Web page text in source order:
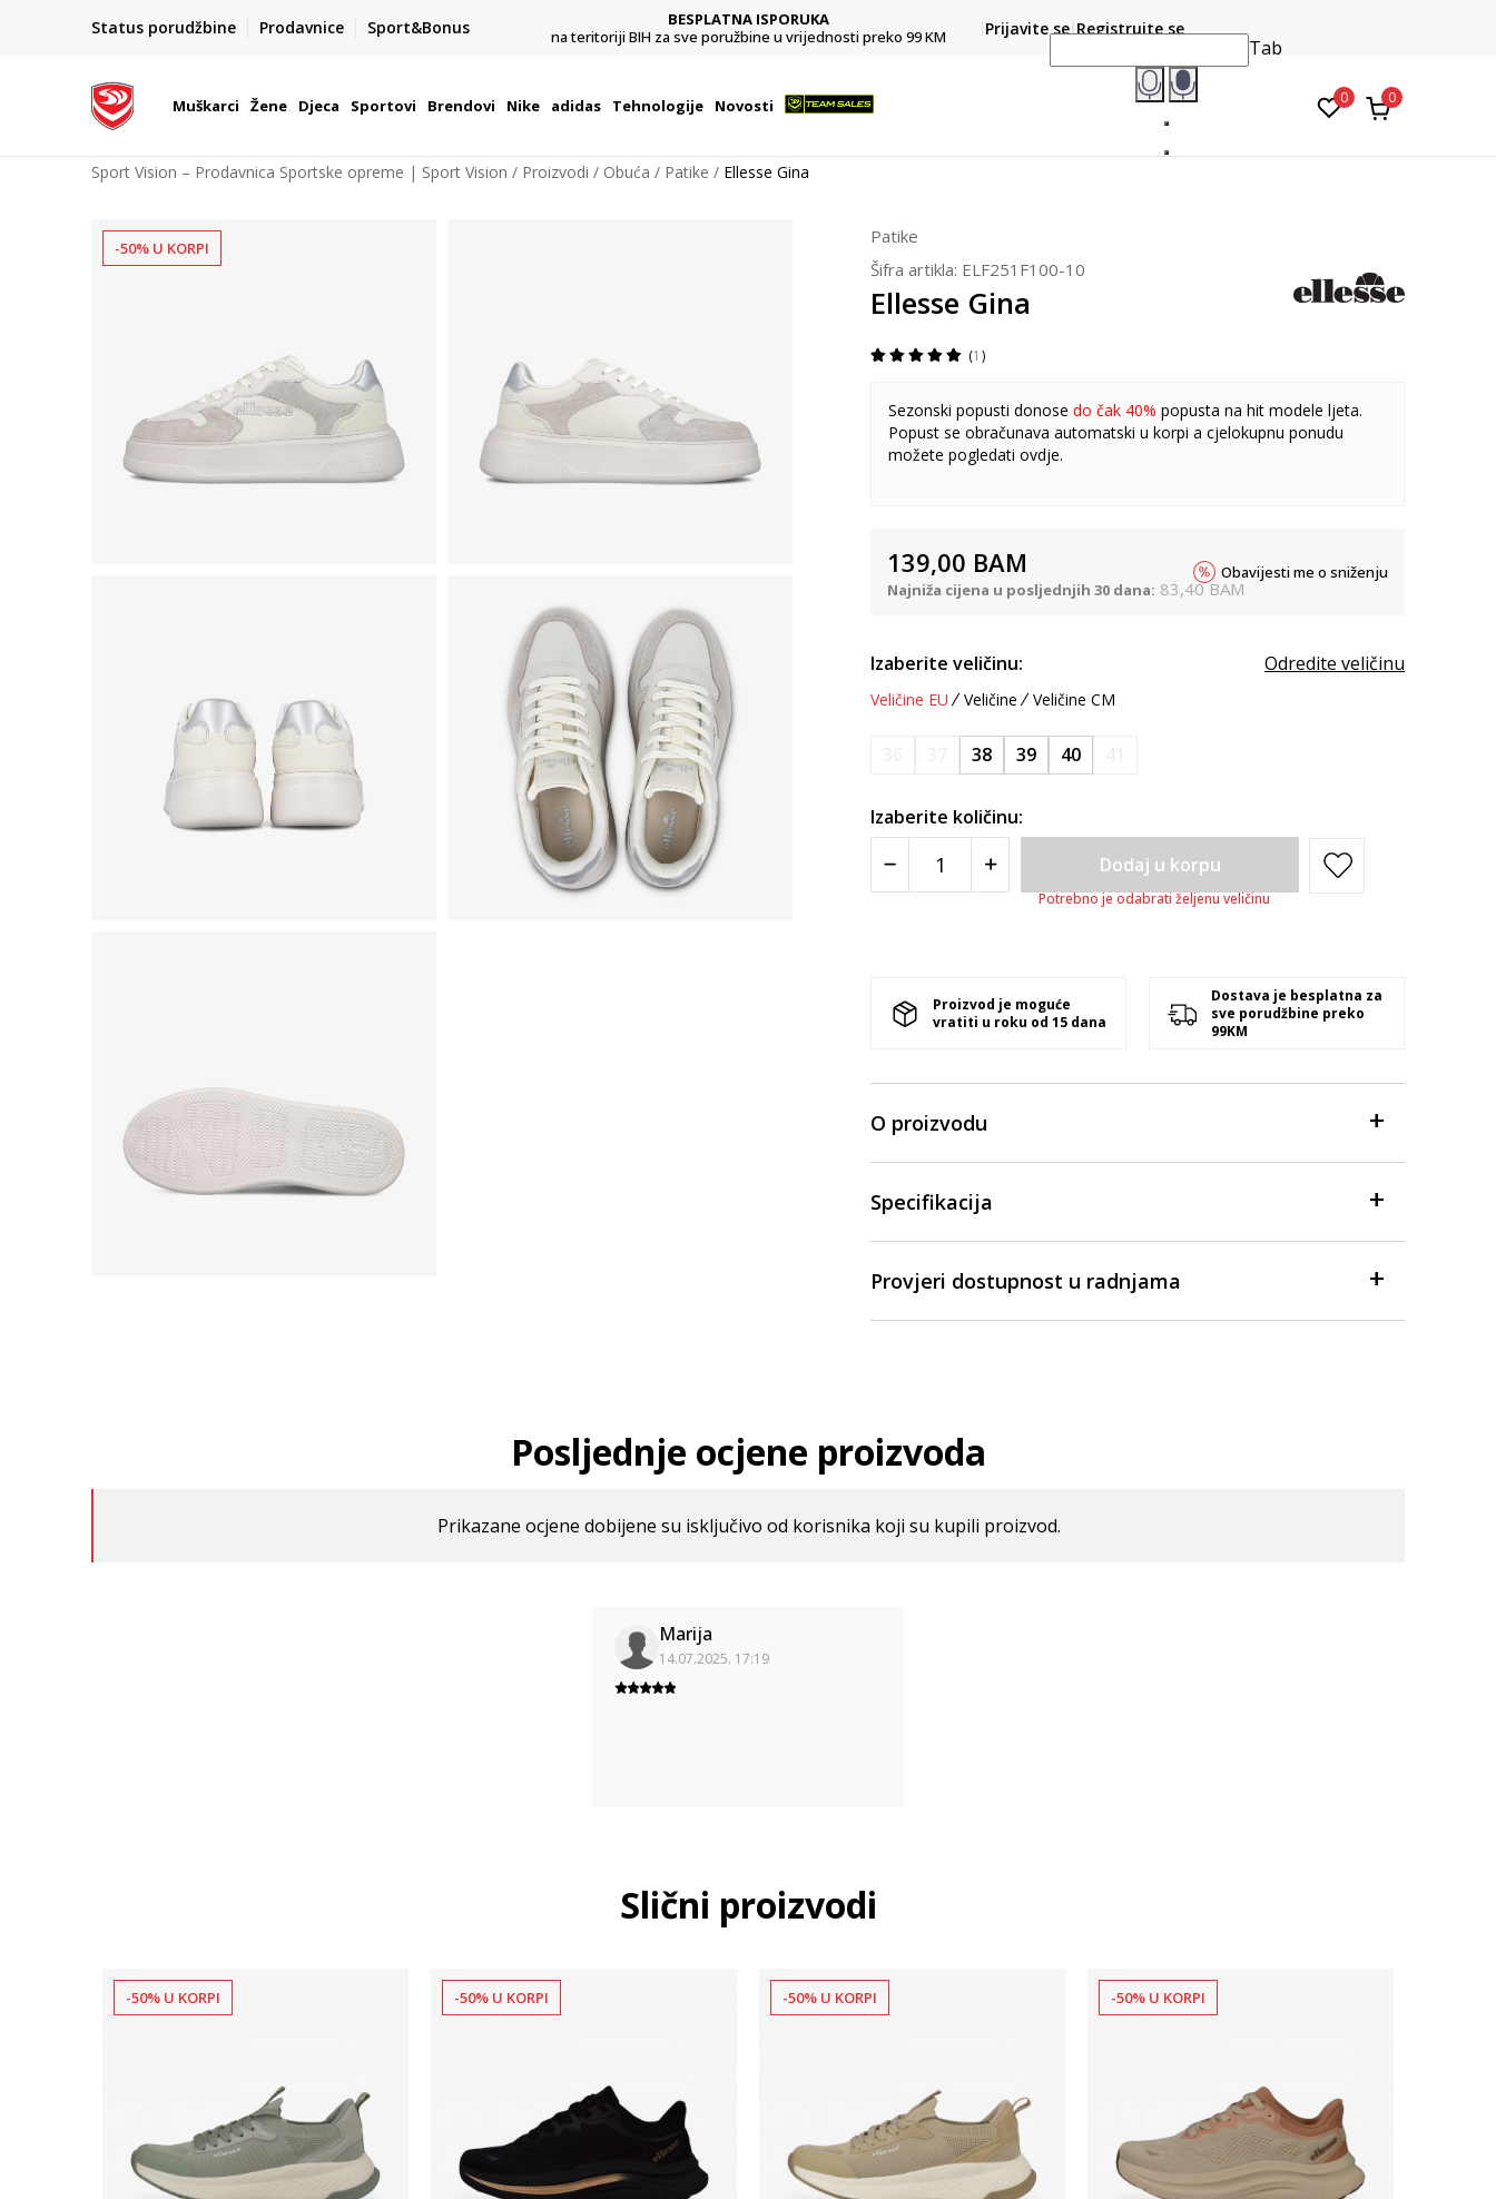
Status porudžbine Prodavnice Sport&Bonus
POZOVITE NAS NA : 055/490-400
Pon-Pet od 9h - 16h
BESPLATNA ISPORUKA
na teritoriji BIH za sve poružbine u vrijednosti preko 99 KM
Platite karticom online i preuzmite u prodavnici po vašem
Prijavite se Registrujte se
Muškarci Žene Djeca Sportovi Brendovi Nike adidas Tehnologije Novosti
Tab
0 0
Sport Vision – Prodavnica Sportske opreme | Sport Vision Proizvodi Obuća Patike Ellesse Gina
-50% U KORPI
Patike
Šifra artikla: ELF251F100-10
Ellesse Gina
1
Sezonski popusti donose do čak 40% popusta na hit modele ljeta.
Popust se obračunava automatski u korpi a cjelokupnu ponudu
možete pogledati ovdje.
139,00 BAM
Najniža cijena u posljednjih 30 dana: 83,40 BAM
Obavijesti me o sniženju
Izaberite veličinu: Odredite veličinu
Veličine EU Veličine Veličine CM
38 39 40
Izaberite količinu:
Dodaj u korpu
Potrebno je odabrati željenu veličinu
Proizvod je moguće
vratiti u roku od 15 dana
Dostava je besplatna za
sve porudžbine preko
99KM
O proizvodu
Specifikacija
Provjeri dostupnost u radnjama
Posljednje ocjene proizvoda
Prikazane ocjene dobijene su isključivo od korisnika koji su kupili proizvod.
Marija
14.07.2025. 17:19
Slični proizvodi
-50% U KORPI -50% U KORPI -50% U KORPI -50% U KORPI